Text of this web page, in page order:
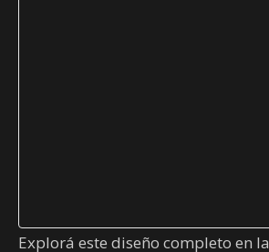
Explorá este diseño completo en